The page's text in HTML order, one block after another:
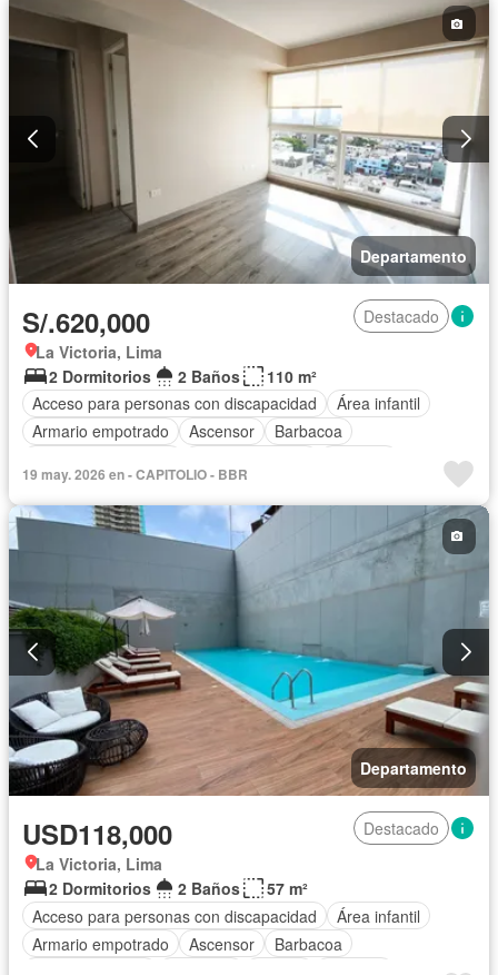
Departamento
S/.620,000
Destacado
La Victoria, Lima
2 Dormitorios
2 Baños
110 m²
Acceso para personas con discapacidad
Área infantil
Armario empotrado
Ascensor
Barbacoa
Gas natural
Patio Seguridad
Vista panorámica
Sin amoblar
19 may. 2026 en - CAPITOLIO - BBR
Departamento
USD118,000
Destacado
La Victoria, Lima
2 Dormitorios
2 Baños
57 m²
Acceso para personas con discapacidad
Área infantil
Armario empotrado
Ascensor
Barbacoa